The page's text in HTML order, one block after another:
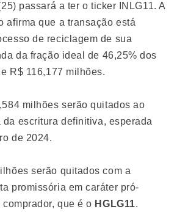
passará a ter o ticker INLG11. A
afirma que a transação está
de reciclagem de sua
da fração ideal de 46,25% dos
R$ 116,177 milhões.
milhões serão quitados ao
da escritura definitiva, esperada
de 2024.
serão quitados com a
promissória em caráter pró-
que é o HGLG11.